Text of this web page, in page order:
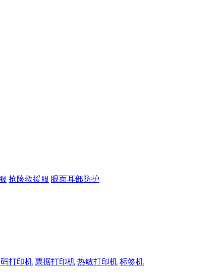
抢险救援服 眼面耳部防护
打印机 票据打印机 热敏打印机 标签机